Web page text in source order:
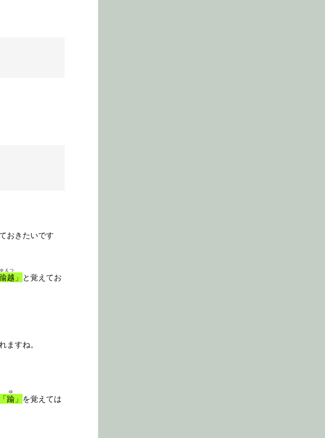
おきたいです
踰越
ゆえつ
」 と覚えてお
ますね。
踰
ゆ
」 を覚えては